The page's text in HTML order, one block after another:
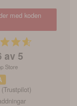
med koden
av 5
Store
(Trustpilot)